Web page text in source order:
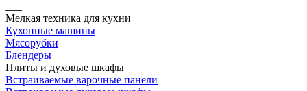
Мелкая техника для кухни
Кухонные машины
Мясорубки
Блендеры
Плиты и духовые шкафы
Встраиваемые варочные панели